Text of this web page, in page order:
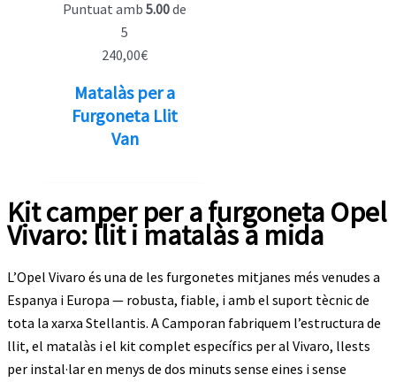
Puntuat amb 5.00de
5
240,00€
Matalàs per a
Furgoneta Llit
Van
Kit camper per a furgoneta Opel
Vivaro: llit i matalàs a mida
L’Opel Vivaro és una de les furgonetes mitjanes més venudes a
Espanya i Europa — robusta, fiable, i amb el suport tècnic de
tota la xarxa Stellantis. A Camporan fabriquem l’estructura de
llit, el matalàs i el kit complet específics per al Vivaro, llests
per instal·lar en menys de dos minuts sense eines i sense